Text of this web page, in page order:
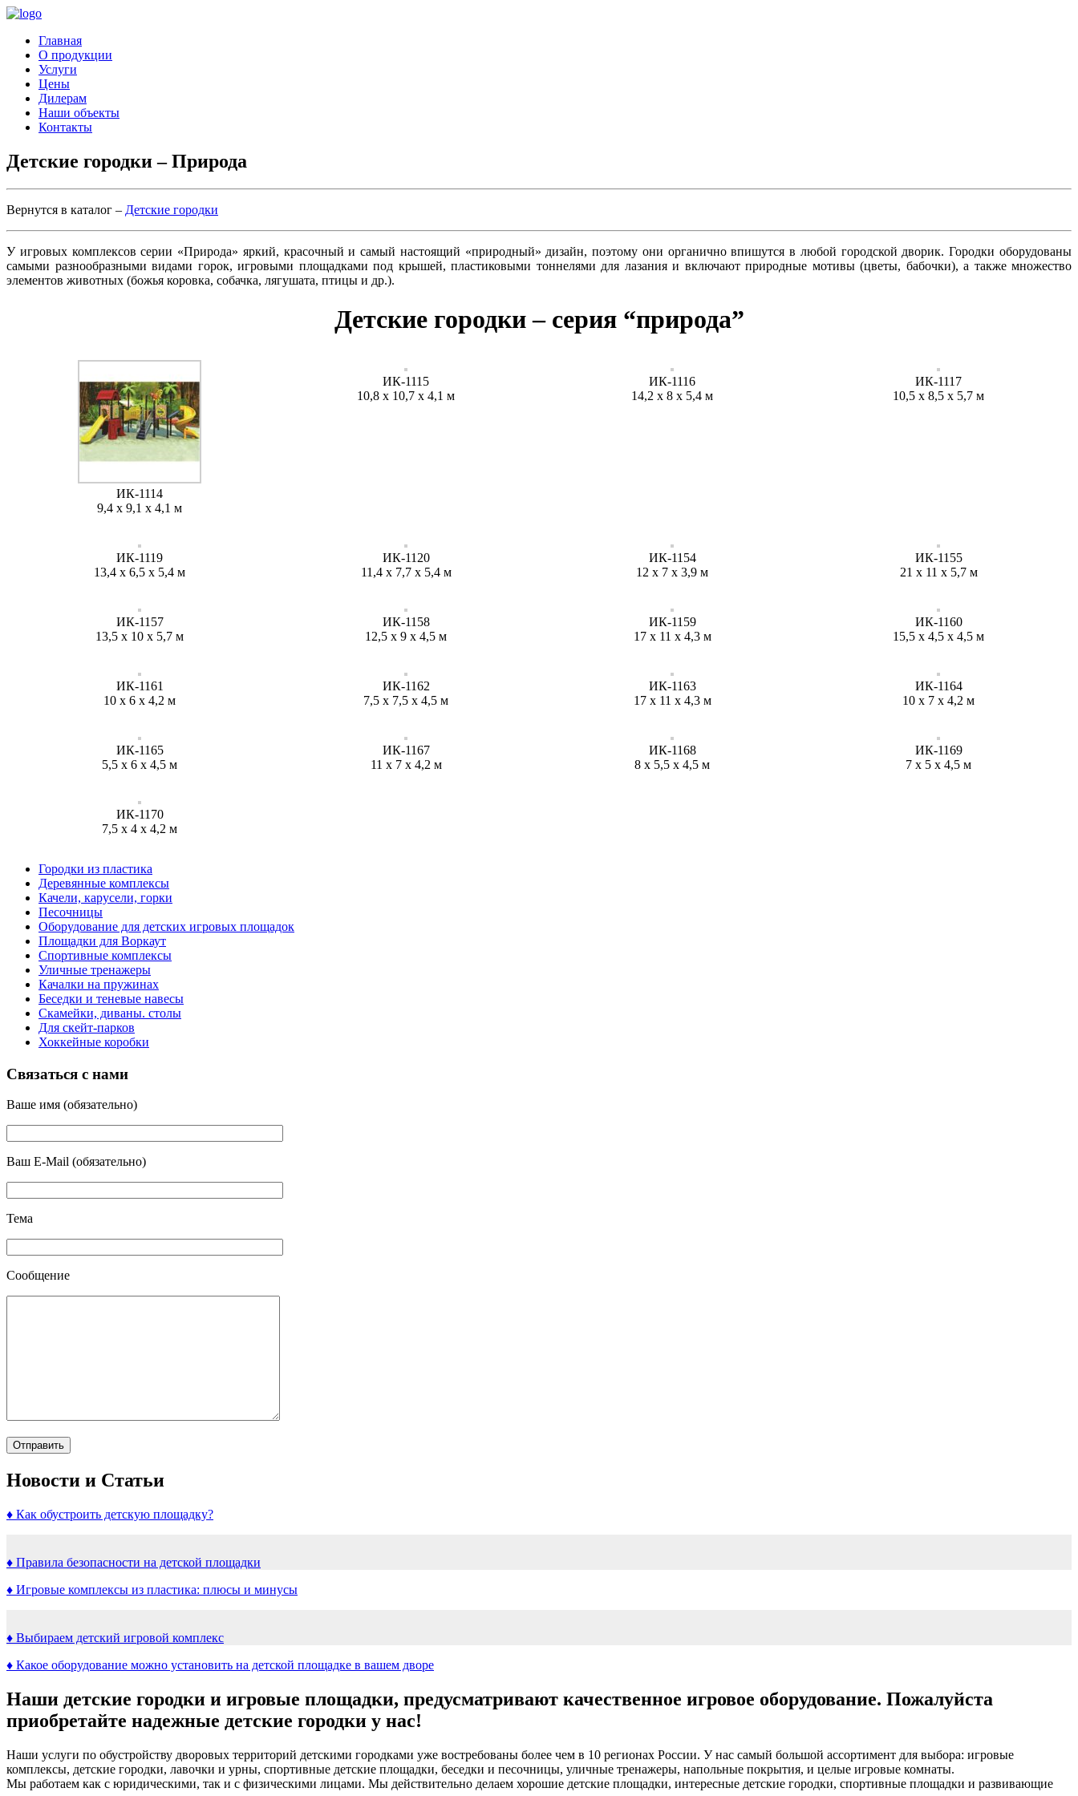
Главная
О продукции
Услуги
Цены
Дилерам
Наши объекты
Контакты
Детские городки – Природа
Вернутся в каталог – Детские городки
У игровых комплексов серии «Природа» яркий, красочный и самый настоящий «природный» дизайн, поэтому они органично впишутся в любой городской дворик. Городки оборудованы
самыми разнообразными видами горок, игровыми площадками под крышей, пластиковыми тоннелями для лазания и включают природные мотивы (цветы, бабочки), а также множество
элементов животных (божья коровка, собачка, лягушата, птицы и др.).
Детские городки – серия “природа”
ИК-1114
9,4 х 9,1 х 4,1 м
ИК-1115
10,8 х 10,7 х 4,1 м
ИК-1116
14,2 х 8 х 5,4 м
ИК-1117
10,5 х 8,5 х 5,7 м
ИК-1119
13,4 х 6,5 х 5,4 м
ИК-1120
11,4 х 7,7 х 5,4 м
ИК-1154
12 х 7 х 3,9 м
ИК-1155
21 х 11 х 5,7 м
ИК-1157
13,5 х 10 х 5,7 м
ИК-1158
12,5 х 9 х 4,5 м
ИК-1159
17 х 11 х 4,3 м
ИК-1160
15,5 х 4,5 х 4,5 м
ИК-1161
10 х 6 х 4,2 м
ИК-1162
7,5 х 7,5 х 4,5 м
ИК-1163
17 х 11 х 4,3 м
ИК-1164
10 х 7 х 4,2 м
ИК-1165
5,5 х 6 х 4,5 м
ИК-1167
11 х 7 х 4,2 м
ИК-1168
8 х 5,5 х 4,5 м
ИК-1169
7 х 5 х 4,5 м
ИК-1170
7,5 х 4 х 4,2 м
Городки из пластика
Деревянные комплексы
Качели, карусели, горки
Песочницы
Оборудование для детских игровых площадок
Площадки для Воркаут
Спортивные комплексы
Уличные тренажеры
Качалки на пружинах
Беседки и теневые навесы
Скамейки, диваны. столы
Для скейт-парков
Хоккейные коробки
Связаться с нами
Ваше имя (обязательно)
Ваш E-Mail (обязательно)
Тема
Сообщение
Новости и Статьи
♦ Как обустроить детскую площадку?
♦ Правила безопасности на детской площадки
♦ Игровые комплексы из пластика: плюсы и минусы
♦ Выбираем детский игровой комплекс
♦ Какое оборудование можно установить на детской площадке в вашем дворе
Наши детские городки и игровые площадки, предусматривают качественное игровое оборудование. Пожалуйста
приобретайте надежные детские городки у нас!
Наши услуги по обустройству дворовых территорий детскими городками уже востребованы более чем в 10 регионах России. У нас самый большой ассортимент для выбора: игровые
комплексы, детские городки, лавочки и урны, спортивные детские площадки, беседки и песочницы, уличные тренажеры, напольные покрытия, и целые игровые комнаты.
Мы работаем как с юридическими, так и с физическими лицами. Мы действительно делаем хорошие детские площадки, интересные детские городки, спортивные площадки и развивающие